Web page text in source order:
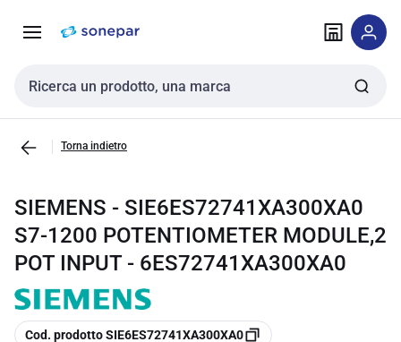
navigazione alla
Cerca input
Torna indietro
SIEMENS - SIE6ES72741XA300XA0
S7-1200 POTENTIOMETER MODULE,2
POT INPUT - 6ES72741XA300XA0
copia
Cod. prodotto SIE6ES72741XA300XA0